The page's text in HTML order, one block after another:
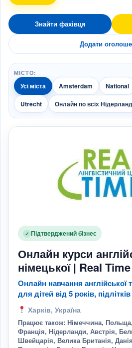
Знайти фахівця
Додати
МІСТО:
Усі міста Amsterdam National
Utrecht
Онлайн по всіх
✓ Підтверджений бізнес
Онлайн курси
німецької | Real Time
Онлайн навчання англійської
для дітей від 5 років,
Харків, Україна
Працює також: Німеччина, Польща,
Франція, Нідерланди, Австрія,
Швейцарія, Велика Британія,